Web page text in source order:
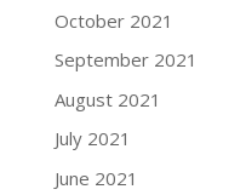
October 2021
September 2021
August 2021
July 2021
June 2021